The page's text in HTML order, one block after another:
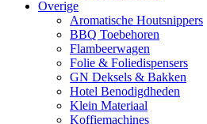
Overige
Aromatische Houtsnippers
BBQ Toebehoren
Flambeerwagen
Folie & Foliedispensers
GN Deksels & Bakken
Hotel Benodigdheden
Klein Materiaal
Koffiemachines